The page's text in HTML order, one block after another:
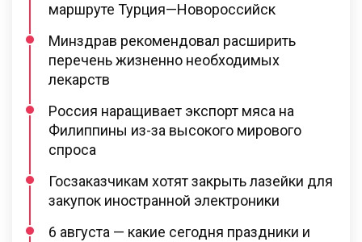
маршруте Турция—Новороссийск
Минздрав рекомендовал расширить
перечень жизненно необходимых
лекарств
Россия наращивает экспорт мяса на
Филиппины из-за высокого мирового
спроса
Госзаказчикам хотят закрыть лазейки для
закупок иностранной электроники
6 августа — какие сегодня праздники и